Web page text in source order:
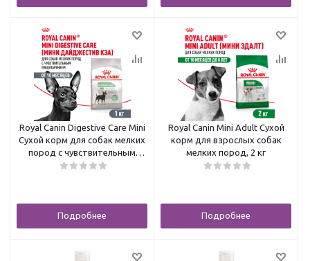
Royal Canin Digestive Care Mini
Сухой корм для собак мелких
пород с чувствительным
пищеварением, 1 кг
Подробнее
Royal Canin Mini Adult Сухой
корм для взрослых собак
мелких пород, 2 кг
Подробнее